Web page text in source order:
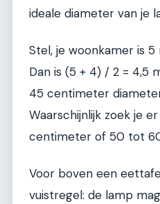
ideale diameter van je
Stel, je woonkamer is
Dan is (5 + 4) / 2 = 4,5
45 centimeter
Waarschijnlijk zoek je
centimeter of 50 tot
Voor boven een
vuistregel: de lamp